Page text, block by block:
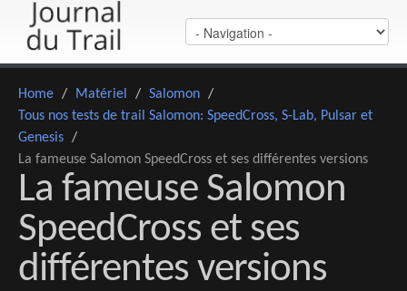
Home / Matériel / Salomon /
Tous nos tests de trail Salomon: SpeedCross, S-Lab, Pulsar et
Genesis /
La fameuse Salomon SpeedCross et ses différentes versions
La fameuse Salomon
SpeedCross et ses
différentes versions